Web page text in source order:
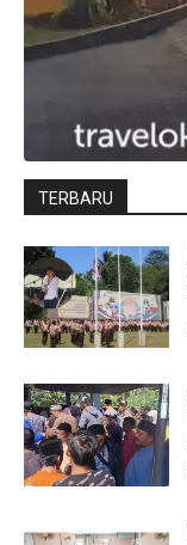
TERBARU